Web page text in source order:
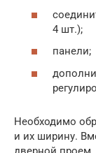
4 шт.);
панели;
Необходимо
и их ширину.